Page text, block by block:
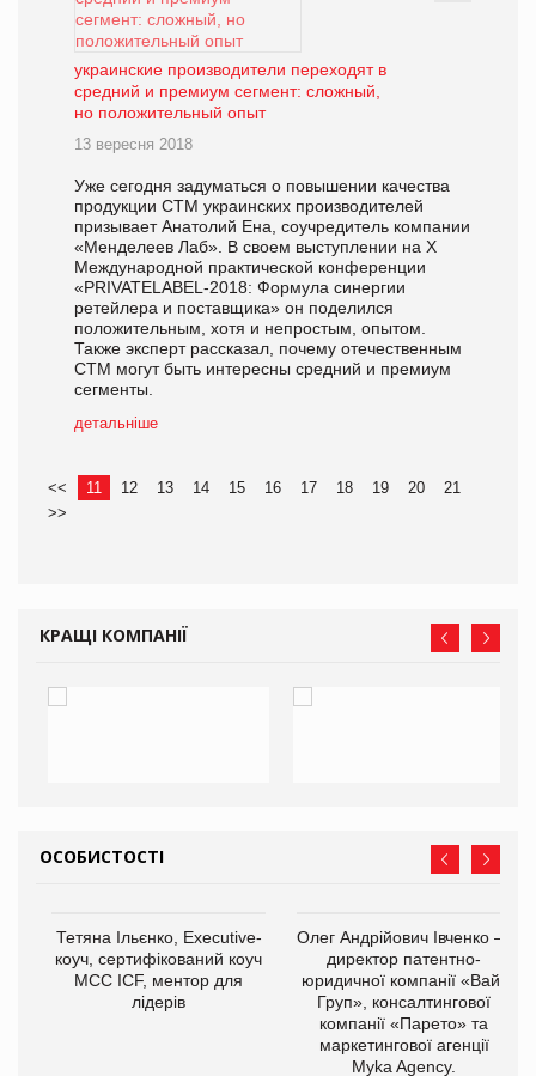
украинские производители переходят в
средний и премиум сегмент: сложный,
но положительный опыт
13 вересня 2018
Уже сегодня задуматься о повышении качества
продукции СТМ украинских производителей
призывает Анатолий Ена, соучредитель компании
«Менделеев Лаб». В своем выступлении на Х
Международной практической конференции
«PRIVATELABEL-2018: Формула синергии
ретейлера и поставщика» он поделился
положительным, хотя и непростым, опытом.
Также эксперт рассказал, почему отечественным
СТМ могут быть интересны средний и премиум
сегменты.
детальніше
<< 11 12 13 14 15 16 17 18 19 20
21
>>
КРАЩІ КОМПАНІЇ
ОСОБИСТОСТІ
Тетяна Ільєнко, Executive-
коуч, сертифікований коуч
МСС ICF, ментор для
лідерів
Олег Андрійович Івченко —
директор патентно-
юридичної компанії «Вайз
Груп», консалтингової
компанії «Парето» та
маркетингової агенції
Myka Agency.